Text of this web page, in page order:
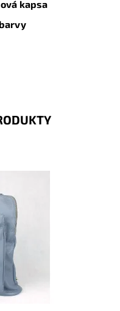
kapsa
velikosti, který se
i jako crossbody